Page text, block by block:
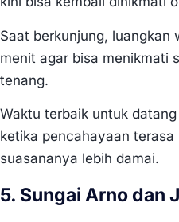
Saat berkunjung,
menit agar bisa menikmati
tenang.
Waktu terbaik untuk
ketika pencahayaan terasa
suasananya lebih damai.
5. Sungai Arno dan